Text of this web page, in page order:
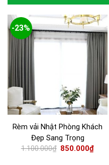
-23%
Rèm vải Nhật Phòng Khách
Đẹp Sang Trọng
1.100.000₫ 850.000₫